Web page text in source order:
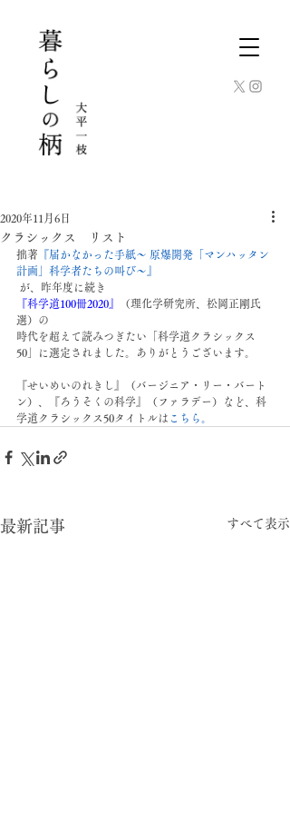
クラシックス リスト
2020年11月6日
拙著 『届かなかった手紙〜 原爆開発「マンハッタン
計画」科学者たちの叫び〜』
が、昨年度に続き
『科学道100冊2020
（理化学研究所、松岡正剛氏
選）の
時代を超えて読みつぎたい「科学道クラシックス
50」に選定されました。ありがとうございます。
『せいめいのれきし』（バージニア・リー・バート
ン）、『ろうそくの科学』（ファラデー）など、科
学道クラシックス50タイトルは こちら。
最新記事 すべて表示